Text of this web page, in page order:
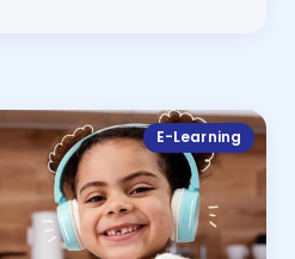
E-Learning